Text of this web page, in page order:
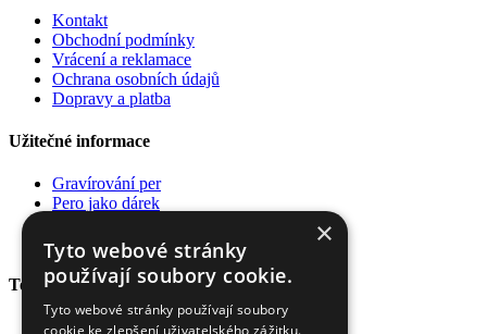
Kontakt
Obchodní podmínky
Vrácení a reklamace
Ochrana osobních údajů
Dopravy a platba
Užitečné informace
Gravírování per
Pero jako dárek
Pro firmy
Top kategorie
Plnící pera
×
Tyto webové stránky
používají soubory cookie.
Tyto webové stránky používají soubory
cookie ke zlepšení uživatelského zážitku.